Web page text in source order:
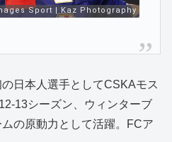
日本人選手としてCSKAモス
13シーズン、ウィンターブ
の原動力として活躍。FCア